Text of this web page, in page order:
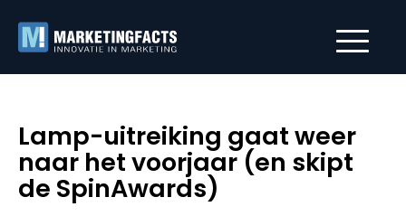
Lamp-uitreiking gaat weer
naar het voorjaar (en skipt
de SpinAwards)